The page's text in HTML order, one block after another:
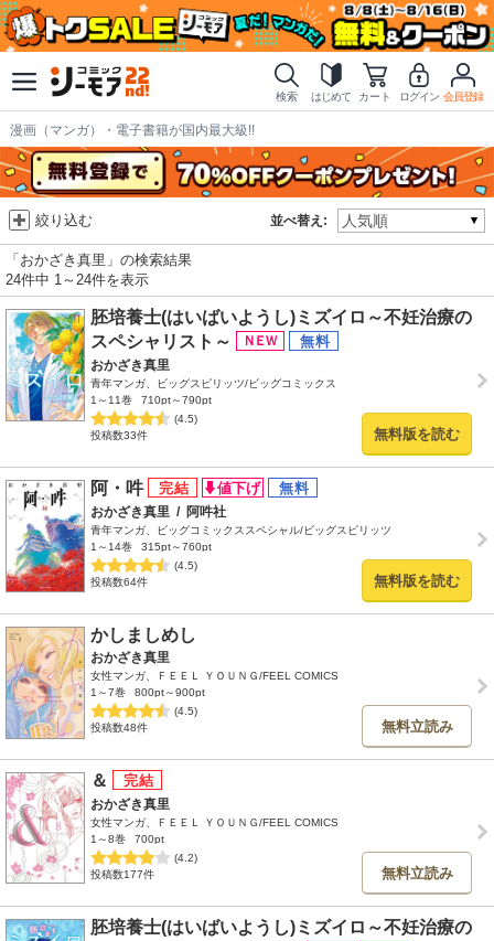
検索 はじめて カート ログイン 会員登録
漫画（マンガ）・電子書籍が国内最大級!!
並べ替え:
絞り込む
「おかざき真里」の検索結果
24件中 1～24件を表示
胚培養士(はいばいようし)ミズイロ～不妊治療の
スペシャリスト～
おかざき真里
青年マンガ、ビッグスピリッツ/ビッグコミックス
1～11巻
710pt～790pt
(4.5)
投稿数33件
無料版を読む
阿・吽
おかざき真里 / 阿吽社
青年マンガ、ビッグコミックススペシャル/ビッグスピリッツ
1～14巻
315pt～760pt
(4.5)
投稿数64件
無料版を読む
かしましめし
おかざき真里
女性マンガ、ＦＥＥＬ ＹＯＵＮＧ/FEEL COMICS
1～7巻
800pt～900pt
(4.5)
投稿数48件
無料立読み
＆
おかざき真里
女性マンガ、ＦＥＥＬ ＹＯＵＮＧ/FEEL COMICS
1～8巻
700pt
(4.2)
投稿数177件
無料立読み
胚培養士(はいばいようし)ミズイロ～不妊治療の